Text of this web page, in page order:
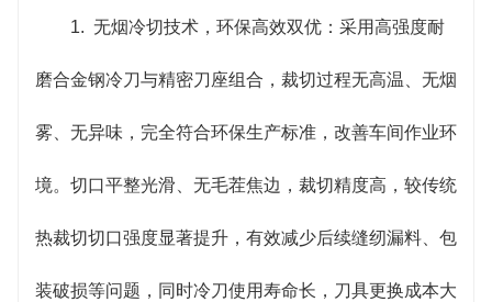
屏，参数预设、规格切换一键完成，内置常用规格记
忆功能，换产调试便捷快速。
5. 节能耐用省心，运维成本优化：采用节能伺服
电机与智能变频技术，整机能耗较传统多设备组合显
著降低；印刷系统配备油墨循环回收装置，油墨利用
率高；机身采用高强度钢材焊接，关键部件选用优质
1. 无烟冷切技术，环保高效双优：采用高强度耐
磨合金钢冷刀与精密刀座组合，裁切过程无高温、无烟
雾、无异味，完全符合环保生产标准，改善车间作业环
境。切口平整光滑、无毛茬焦边，裁切精度高，较传统
热裁切切口强度显著提升，有效减少后续缝纫漏料、包
装破损等问题，同时冷刀使用寿命长，刀具更换成本大